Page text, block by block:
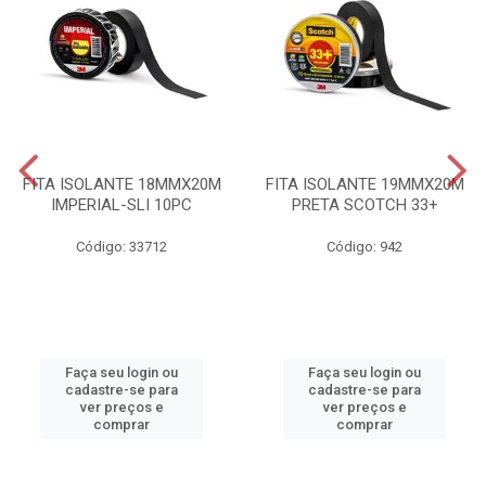
FITA ISOLANTE 18MMX20M
IMPERIAL-SLI 10PC
Código: 33712
Faça seu login ou
cadastre-se para
ver preços e
comprar
FITA ISOLANTE 19MMX20M
PRETA SCOTCH 33+
Código: 942
Faça seu login ou
cadastre-se para
ver preços e
comprar